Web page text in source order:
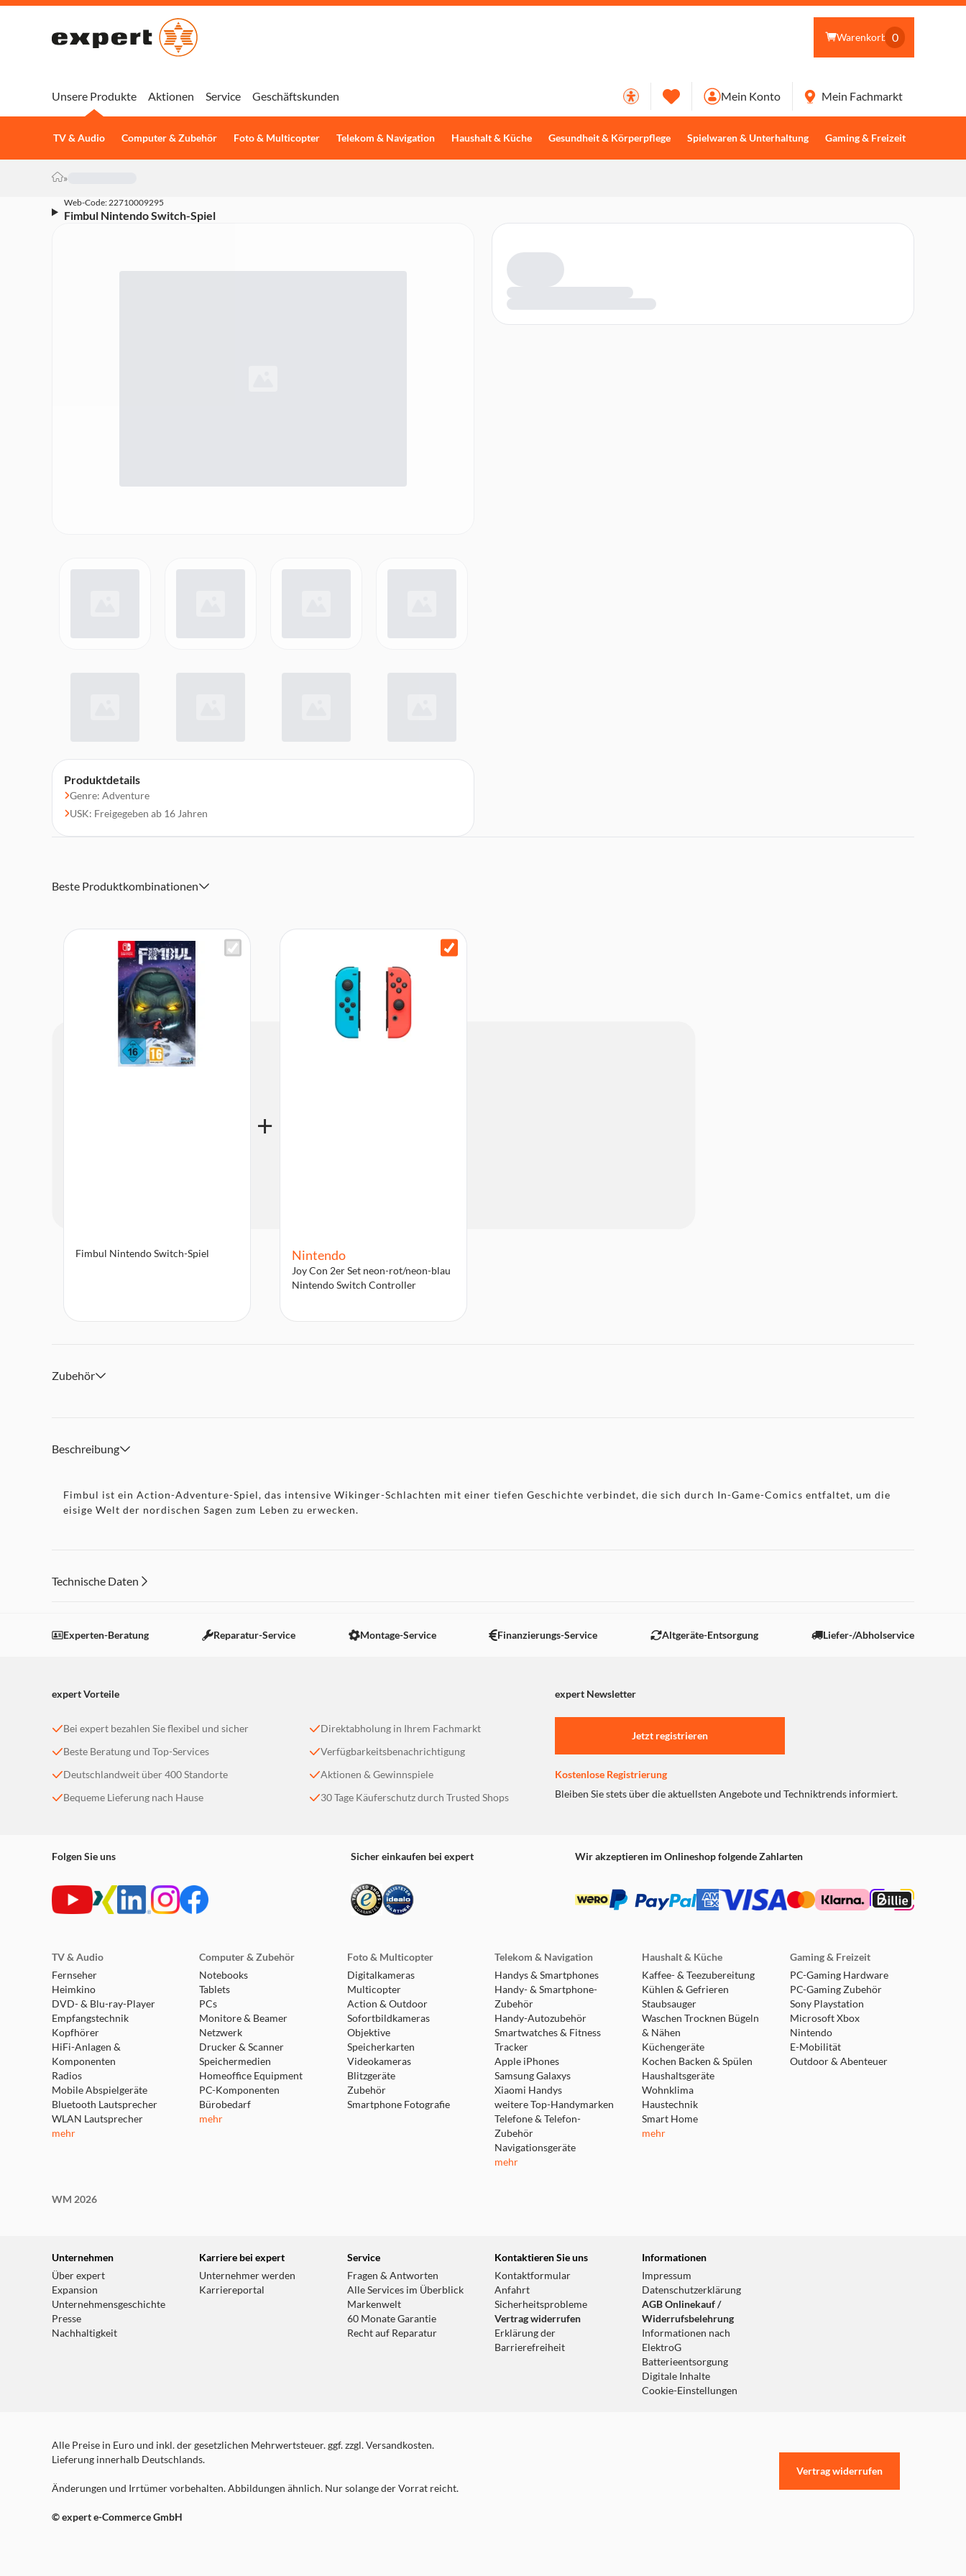
Warenkorb 0
Unsere Produkte
TV & Audio Computer & Zubehör Foto & Multicopter Telekom & Navigation Haushalt & Küche Gesundheit & Körperpflege Spielwaren & Unterhaltung Gaming & Freizeit
Aktionen Service Geschäftskunden Mein Konto Mein Fachmarkt
»
Web-Code: 22710009295
Fimbul Nintendo Switch-Spiel
Produktdetails
Genre: Adventure
USK: Freigegeben ab 16 Jahren
Beste Produktkombinationen
Fimbul Nintendo Switch-Spiel Nintendo
Joy Con 2er Set neon-rot/neon-blau
Nintendo Switch Controller
Zubehör
Beschreibung
Fimbul ist ein Action-Adventure-Spiel, das intensive Wikinger-Schlachten mit einer tiefen Geschichte verbindet, die sich durch In-Game-Comics entfaltet, um die
eisige Welt der nordischen Sagen zum Leben zu erwecken.
Technische Daten
Experten-Beratung Reparatur-Service Montage-Service Finanzierungs-Service Altgeräte-Entsorgung Liefer-/Abholservice
expert Vorteile expert Newsletter
Bei expert bezahlen Sie flexibel und sicher
Beste Beratung und Top-Services
Deutschlandweit über 400 Standorte
Bequeme Lieferung nach Hause
Direktabholung in Ihrem Fachmarkt
Verfügbarkeitsbenachrichtigung
Aktionen & Gewinnspiele
30 Tage Käuferschutz durch Trusted Shops
Jetzt registrieren
Kostenlose Registrierung
Bleiben Sie stets über die aktuellsten Angebote und Techniktrends informiert.
Folgen Sie uns Sicher einkaufen bei expert Wir akzeptieren im Onlineshop folgende Zahlarten
TV & Audio
Fernseher
Heimkino
DVD- & Blu-ray-Player
Empfangstechnik
Kopfhörer
HiFi-Anlagen &
Komponenten
Radios
Mobile Abspielgeräte
Bluetooth Lautsprecher
WLAN Lautsprecher
mehr
Computer & Zubehör
Notebooks
Tablets
PCs
Monitore & Beamer
Netzwerk
Drucker & Scanner
Speichermedien
Homeoffice Equipment
PC-Komponenten
Bürobedarf
mehr
Foto & Multicopter
Digitalkameras
Multicopter
Action & Outdoor
Sofortbildkameras
Objektive
Speicherkarten
Videokameras
Blitzgeräte
Zubehör
Smartphone Fotografie
Telekom & Navigation
Handys & Smartphones
Handy- & Smartphone-
Zubehör
Handy-Autozubehör
Smartwatches & Fitness
Tracker
Apple iPhones
Samsung Galaxys
Xiaomi Handys
weitere Top-Handymarken
Telefone & Telefon-
Zubehör
Navigationsgeräte
mehr
Haushalt & Küche
Kaffee- & Teezubereitung
Kühlen & Gefrieren
Staubsauger
Waschen Trocknen Bügeln
& Nähen
Küchengeräte
Kochen Backen & Spülen
Haushaltsgeräte
Wohnklima
Haustechnik
Smart Home
mehr
Gaming & Freizeit
PC-Gaming Hardware
PC-Gaming Zubehör
Sony Playstation
Microsoft Xbox
Nintendo
E-Mobilität
Outdoor & Abenteuer
WM 2026
Unternehmen
Über expert
Expansion
Unternehmensgeschichte
Presse
Nachhaltigkeit
Karriere bei expert
Unternehmer werden
Karriereportal
Service
Fragen & Antworten
Alle Services im Überblick
Markenwelt
60 Monate Garantie
Recht auf Reparatur
Kontaktieren Sie uns
Kontaktformular
Anfahrt
Sicherheitsprobleme
Vertrag widerrufen
Erklärung der
Barrierefreiheit
Informationen
Impressum
Datenschutzerklärung
AGB Onlinekauf /
Widerrufsbelehrung
Informationen nach
ElektroG
Batterieentsorgung
Digitale Inhalte
Cookie-Einstellungen
Alle Preise in Euro und inkl. der gesetzlichen Mehrwertsteuer. ggf. zzgl. Versandkosten.
Lieferung innerhalb Deutschlands.
Änderungen und Irrtümer vorbehalten. Abbildungen ähnlich. Nur solange der Vorrat reicht.
© expert e-Commerce GmbH
Vertrag widerrufen